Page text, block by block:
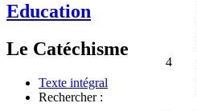
Education
Le Catéchisme
Texte intégral
Rechercher :
4